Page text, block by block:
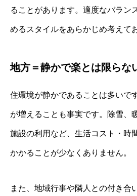
ることがあります。適度なバラン
めるスタイルをあらかじめ考えて
地方＝静かで楽とは限らな
住環境が静かであることは多いで
が増えることも事実です。除雪、
施設の利用など、生活コスト・時
かかることが少なくありません。
また、地域行事や隣人との付き合